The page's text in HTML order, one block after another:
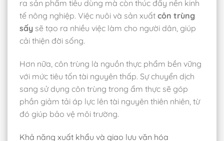
ra sản phẩm tiêu dùng mà còn thúc đẩy nền kinh
tế nông nghiệp. Việc nuôi và sản xuất côn trùng
sấy sẽ tạo ra nhiều việc làm cho người dân, giúp
cải thiện đời sống.
Hơn nữa, côn trùng là nguồn thực phẩm bền vững
với mức tiêu tốn tài nguyên thấp. Sự chuyển dịch
sang sử dụng côn trùng trong ẩm thực sẽ góp
phần giảm tải áp lực lên tài nguyên thiên nhiên, từ
đó giúp bảo vệ môi trường.
Khả năng xuất khẩu và giao lưu văn hóa